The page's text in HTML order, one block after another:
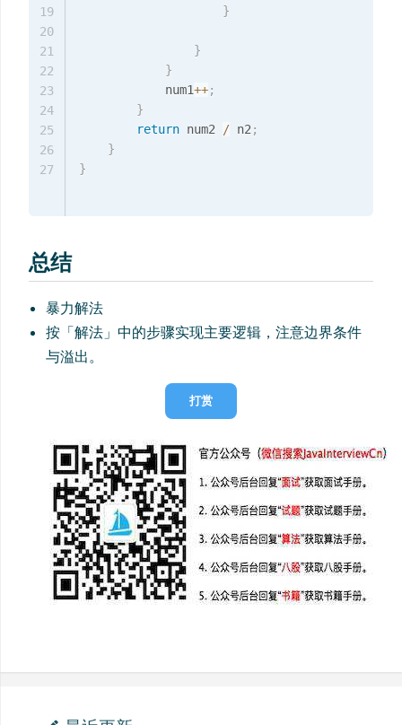
}
}
}
            num1
++;
}
return num2 / n2 ;
}
}
19
20
21
22
23
24
25
26
27
总结
暴力解法
按「解法」中的步骤实现主要逻辑，注意边界条件
与溢出。
打赏